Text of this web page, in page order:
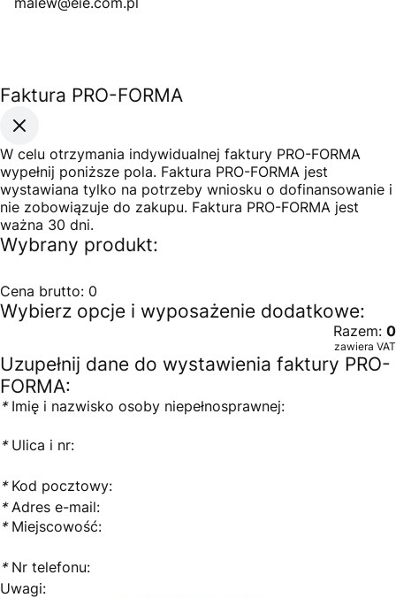
Faktura PRO-FORMA
W celu otrzymania indywidualnej faktury PRO-FORMA
wypełnij poniższe pola. Faktura PRO-FORMA jest
wystawiana tylko na potrzeby wniosku o dofinansowanie i
nie zobowiązuje do zakupu. Faktura PRO-FORMA jest
ważna 30 dni.
Wybrany produkt:
Cena brutto: 0
Wybierz opcje i wyposażenie dodatkowe:
Razem: 0
zawiera VAT
Uzupełnij dane do wystawienia faktury PRO-
FORMA:
*Imię i nazwisko osoby niepełnosprawnej:
*Ulica i nr:
*Kod pocztowy:
*Adres e-mail:
*Miejscowość:
*Nr telefonu:
Uwagi: